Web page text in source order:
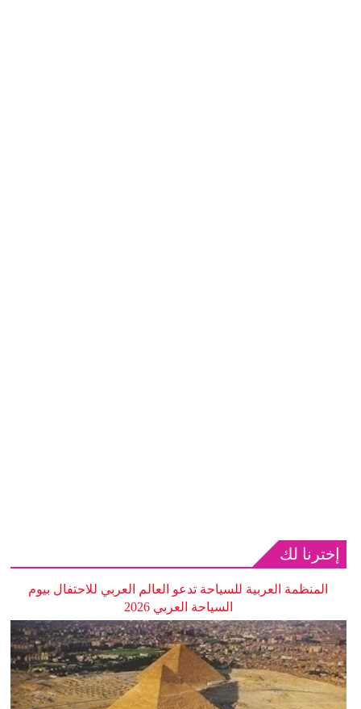
إخترنا لك
المنظمة العربية للسياحة تدعو العالم العربي للاحتفال بيوم
السياحة العربي 2026